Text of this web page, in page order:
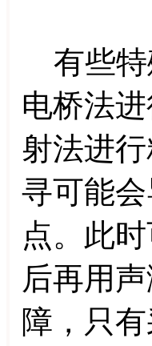
有些特
电桥法
射法进
寻可能
点。此
后再用
障，只